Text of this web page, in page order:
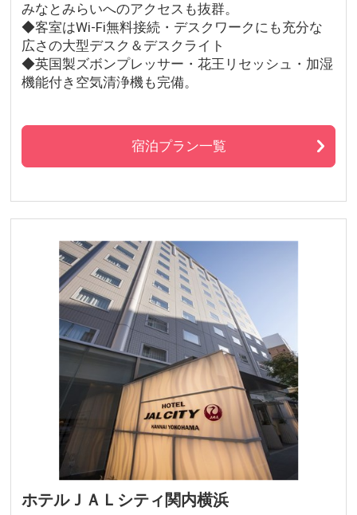
みなとみらいへのアクセスも抜群。
◆客室はWi-Fi無料接続・デスクワークにも充分な
広さの大型デスク＆デスクライト
◆英国製ズボンプレッサー・花王リセッシュ・加湿
機能付き空気清浄機も完備。
宿泊プラン一覧
ホテルＪＡＬシティ関内横浜